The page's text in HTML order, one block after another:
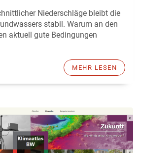
Niederschläge bleibt die
stabil. Warum an den
aktuell gute Bedingungen
MEHR LESEN